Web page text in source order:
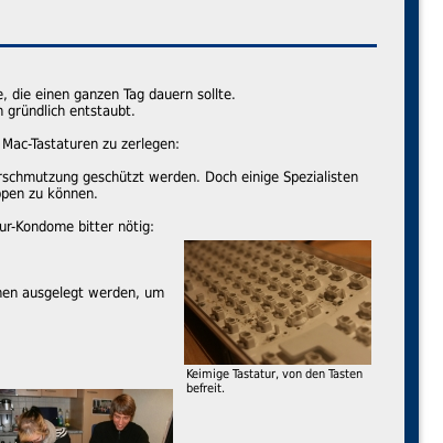
die einen ganzen Tag dauern sollte.
gründlich entstaubt.
Tastaturen zu zerlegen:
geschützt werden. Doch einige Spezialisten
zu können.
Kondome bitter nötig:
Keimige Tastatur, von den Tasten
befreit.
ausgelegt werden, um